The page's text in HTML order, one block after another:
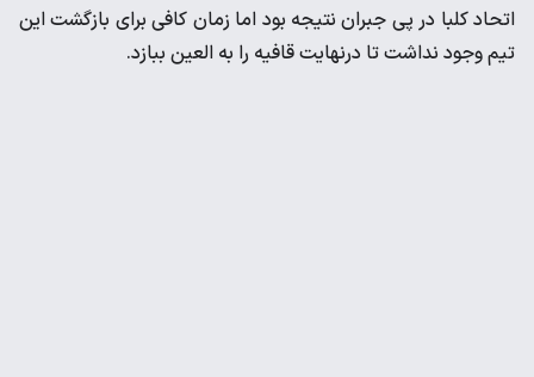
اتحاد کلبا در پی جبران نتیجه بود اما زمان کافی برای بازگشت این
تیم وجود نداشت تا درنهایت قافیه را به العین ببازد.